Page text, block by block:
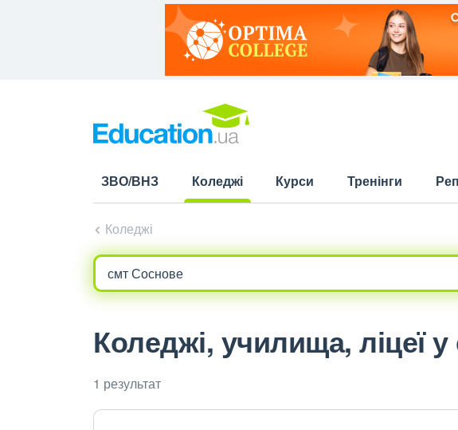
ЗВО/ВНЗ
Коледжі
Курси Тренінги
Коледжі
Коледжі, училища, ліцеї
1 результат